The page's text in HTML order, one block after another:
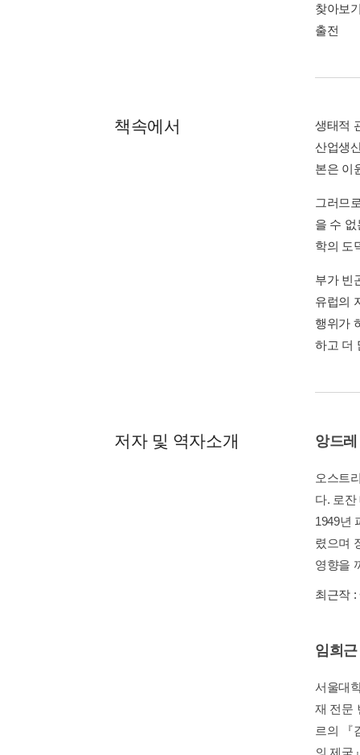
찾아보
출전
책속에서
생태적
산업생
본은 이
그러므
을 수
학의 도
부가 빈
유럽의
행위가
하고 더
저자 및 역자소개 앙드
오스트
다. 로
1949년
렸으며
영향을
최근작 :
임희근
서울대
재 전문
르의 『
의 제국